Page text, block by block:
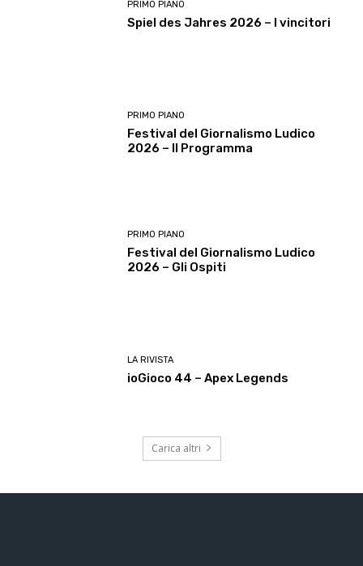
PRIMO PIANO
Spiel des Jahres 2026 – I vincitori
PRIMO PIANO
Festival del Giornalismo Ludico
2026 – Il Programma
PRIMO PIANO
Festival del Giornalismo Ludico
2026 – Gli Ospiti
LA RIVISTA
ioGioco 44 – Apex Legends
Carica altri